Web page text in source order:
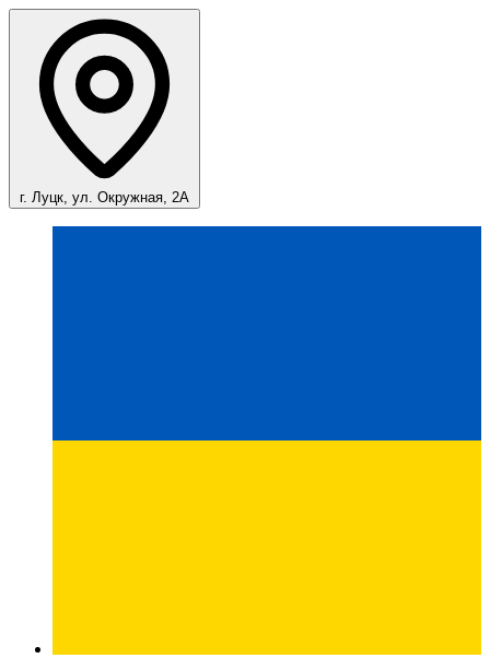
г. Луцк, ул. Окружная, 2А